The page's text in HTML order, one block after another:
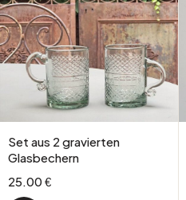
Set aus 2 gravierten
Glasbechern
25.00 €